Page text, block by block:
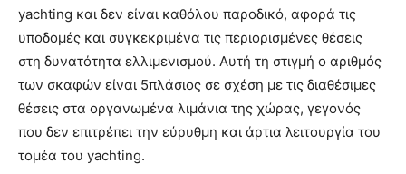
yachting και δεν είναι καθόλου παροδικό, αφορά τις
υποδομές και συγκεκριμένα τις περιορισμένες θέσεις
στη δυνατότητα ελλιμενισμού. Αυτή τη στιγμή ο αριθμός
των σκαφών είναι 5πλάσιος σε σχέση με τις διαθέσιμες
θέσεις στα οργανωμένα λιμάνια της χώρας, γεγονός
που δεν επιτρέπει την εύρυθμη και άρτια λειτουργία του
τομέα του yachting.